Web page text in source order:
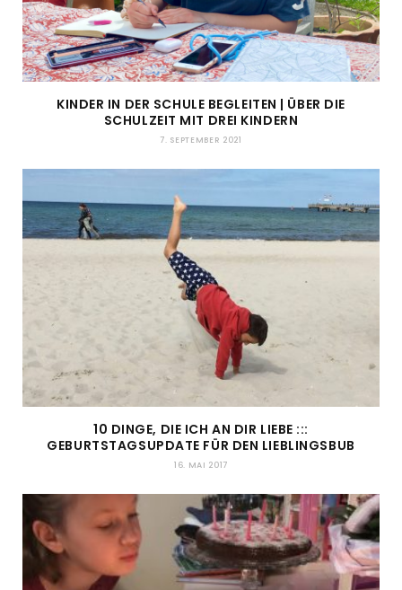
KINDER IN DER SCHULE BEGLEITEN | ÜBER DIE
SCHULZEIT MIT DREI KINDERN
7. SEPTEMBER 2021
10 DINGE, DIE ICH AN DIR LIEBE :::
GEBURTSTAGSUPDATE FÜR DEN LIEBLINGSBUB
16. MAI 2017